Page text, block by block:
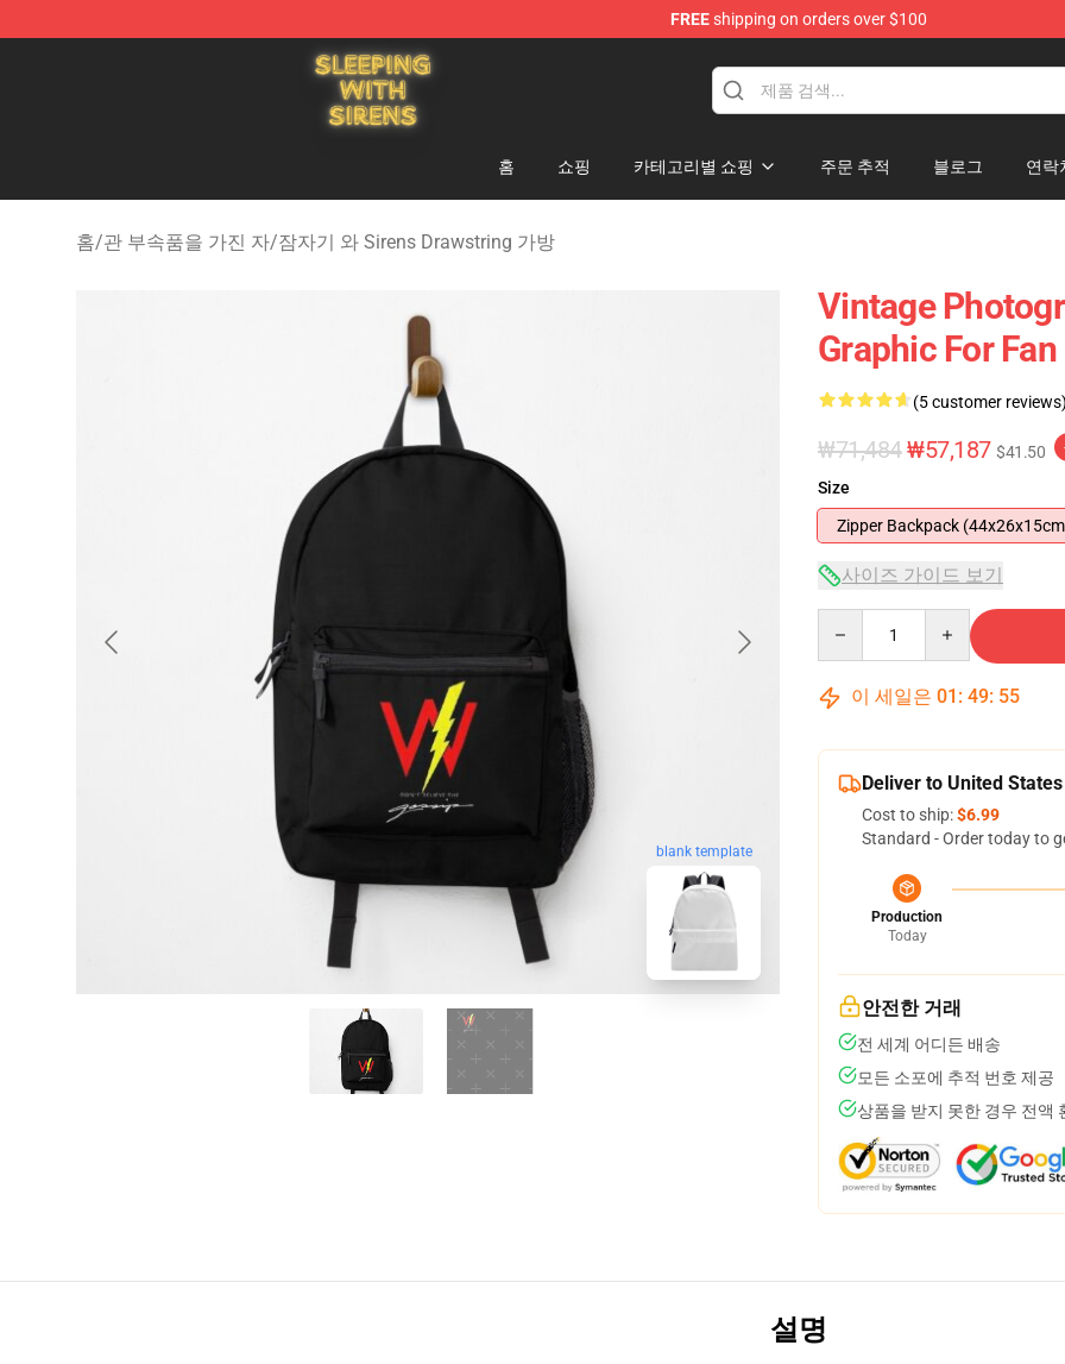
FREEshipping on orders over $100
Sleeping With Sirens Store - Official Sleeping With Sirens Merchandise Shop
홈 쇼핑 카테고리별 쇼핑 주문 추적 블로그 연락
홈/관 부속품을 가진 자/잠자기 와 Sirens Drawstring 가방
blank template
Vintage
Graphic For
(5 customer
₩71,484₩57,187 $41.50
Size
Zipper Backpack
사이즈 가이드 보기
이 세일은 01 : 49: 54
Deliver to United States
Cost to ship:$6.99
Standard - Order today to
Production
Today
안전한 거래
전 세계 어디든 배송
모든 소포에 추적 번호 제공
상품을 받지 못한 경우 전액
설명